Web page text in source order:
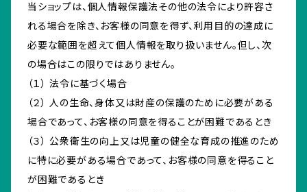
当ショップは、個人情報保護法その他の法令により許容さ
れる場合を除き、お客様の同意を得ず、利用目的の達成に
必要な範囲を超えて個人情報を取り扱いません。但し、次
の場合はこの限りではありません。
（１） 法令に基づく場合
（２） 人の生命、身体又は財産の保護のために必要がある
場合であって、お客様の同意を得ることが困難であるとき
（３） 公衆衛生の向上又は児童の健全な育成の推進のため
に特に必要がある場合であって、お客様の同意を得ること
が困難であるとき